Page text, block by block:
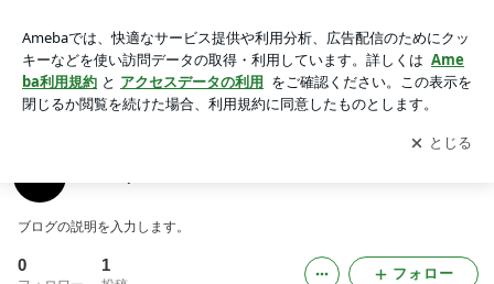
アプリをダウンロードして ブログの更新通知
を受け取りまし
ょう。
開く
ブログの説明を入力します。
0 1 フォロー